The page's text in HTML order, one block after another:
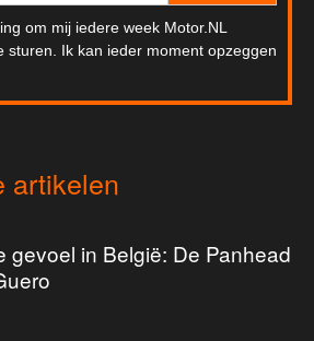
om mij iedere week Motor.NL
sturen. Ik kan ieder moment opzeggen
artikelen
gevoel in België: De Panhead